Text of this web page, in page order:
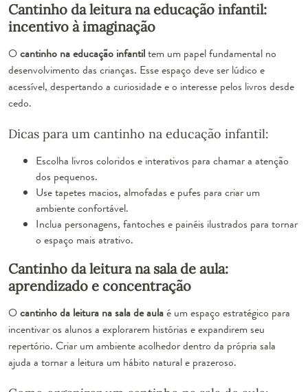
Cantinho da leitura na educação infantil:
incentivo à imaginação
Ocantinho na educação infantiltem um papel fundamental no
desenvolvimento das crianças. Esse espaço deve ser lúdico e
acessível, despertando a curiosidade e o interesse pelos livros desde
cedo.
Dicas para um cantinho na educação infantil:
Escolha livros coloridos e interativos para chamar a atenção
dos pequenos.
Use tapetes macios, almofadas e pufes para criar um
ambiente confortável.
Inclua personagens, fantoches e painéis ilustrados para tornar
o espaço mais atrativo.
Cantinho da leitura na sala de aula:
aprendizado e concentração
Ocantinho da leitura na sala de aulaé um espaço estratégico para
incentivar os alunos a explorarem histórias e expandirem seu
repertório. Criar um ambiente acolhedor dentro da própria sala
ajuda a tornar a leitura um hábito natural e prazeroso.